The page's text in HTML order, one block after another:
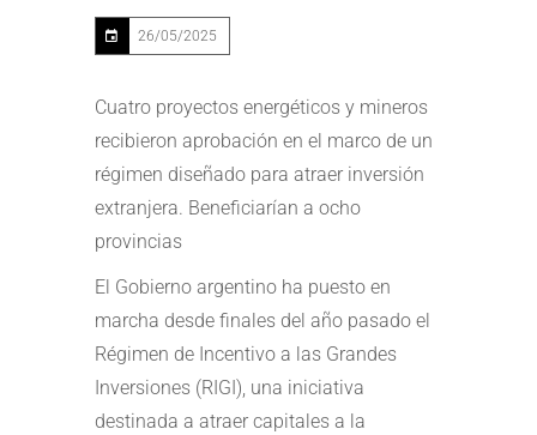
26/05/2025
Cuatro proyectos energéticos y mineros
recibieron aprobación en el marco de un
régimen diseñado para atraer inversión
extranjera. Beneficiarían a ocho
provincias
El Gobierno argentino ha puesto en
marcha desde finales del año pasado el
Régimen de Incentivo a las Grandes
Inversiones (RIGI), una iniciativa
destinada a atraer capitales a la